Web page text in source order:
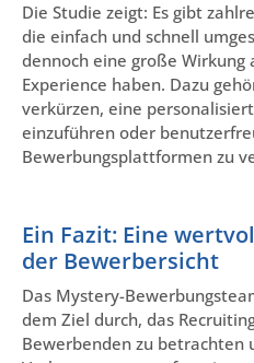
Die Studie zeigt: Es gibt
die einfach und schnell
dennoch eine große Wirkung
Experience haben. Dazu
verkürzen, eine
einzuführen oder
Bewerbungsplattformen zu
Ein Fazit: Eine
der Bewerbersicht
Das Mystery-
dem Ziel durch, das
Bewerbenden zu betrachten